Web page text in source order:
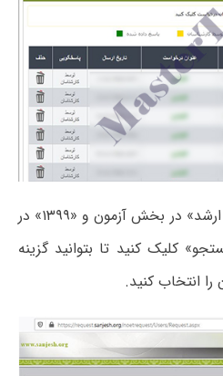
سپس با انتخاب «کارشناسی ارشد» در بخش آزمون و «۱۳۹۹» در
کلیک کنید تا بتوانید گزینه
را انتخاب کنید.